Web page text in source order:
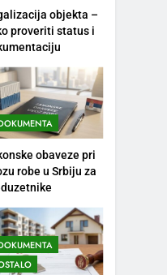
objekta –
proveriti status i
obaveze pri
robe u Srbiju za